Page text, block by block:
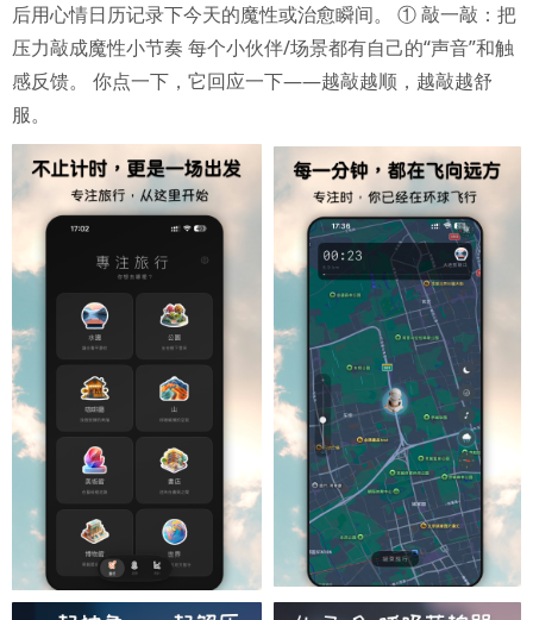
后用心情日历记录下今天的魔性或治愈瞬间。 ① 敲一敲：把
压力敲成魔性小节奏 每个小伙伴/场景都有自己的“声音”和触
感反馈。 你点一下，它回应一下——越敲越顺，越敲越舒
服。